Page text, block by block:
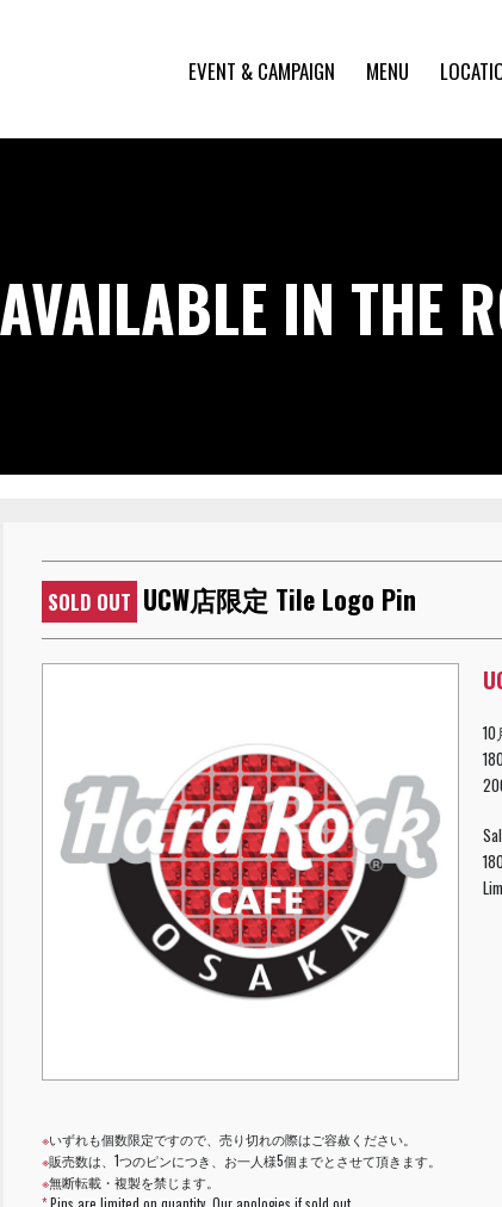
EVENT & CAMPAIGN MENU
IN THE
SOLD OUT UCW店限定 Tile Logo Pin
※いずれも個数限定ですので、売り切れの際はご容赦ください。
※販売数は、1つのピンにつき、お一人様5個までとさせて頂きます。
※無断転載・複製を禁じます。